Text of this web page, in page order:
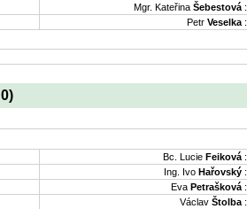
Mgr. Kateřina Šebestová :
Petr Veselka :
Bc. Lucie Feiková:
Ing. Ivo Hařovský :
Eva Petrašková:
Václav Štolba: